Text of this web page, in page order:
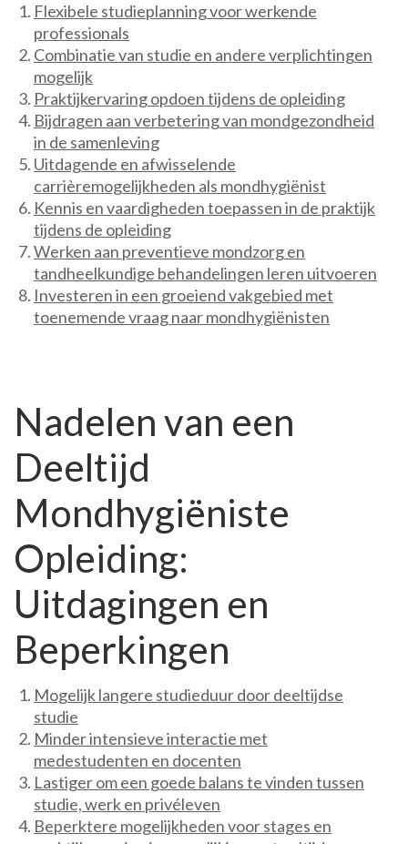
Flexibele studieplanning voor werkende
professionals
Combinatie van studie en andere verplichtingen
mogelijk
Praktijkervaring opdoen tijdens de opleiding
Bijdragen aan verbetering van mondgezondheid
in de samenleving
Uitdagende en afwisselende
carrièremogelijkheden als mondhygiënist
Kennis en vaardigheden toepassen in de praktijk
tijdens de opleiding
Werken aan preventieve mondzorg en
tandheelkundige behandelingen leren uitvoeren
Investeren in een groeiend vakgebied met
toenemende vraag naar mondhygiënisten
Nadelen van een
Deeltijd
Mondhygiëniste
Opleiding:
Uitdagingen en
Beperkingen
Mogelijk langere studieduur door deeltijdse
studie
Minder intensieve interactie met
medestudenten en docenten
Lastiger om een goede balans te vinden tussen
studie, werk en privéleven
Beperktere mogelijkheden voor stages en